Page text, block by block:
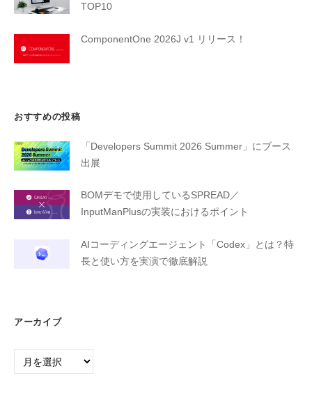
TOP10
ComponentOne 2026J v1 リリース！
おすすめの投稿
「Developers Summit 2026 Summer」にブース
出展
BOMデモで使用しているSPREAD／
InputManPlusの実装におけるポイント
AIコーディングエージェント「Codex」とは？特
長と使い方を実演で徹底解説
アーカイブ
ア